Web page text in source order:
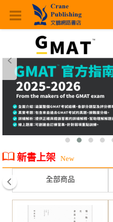
新書上架 New
全部商品
prev